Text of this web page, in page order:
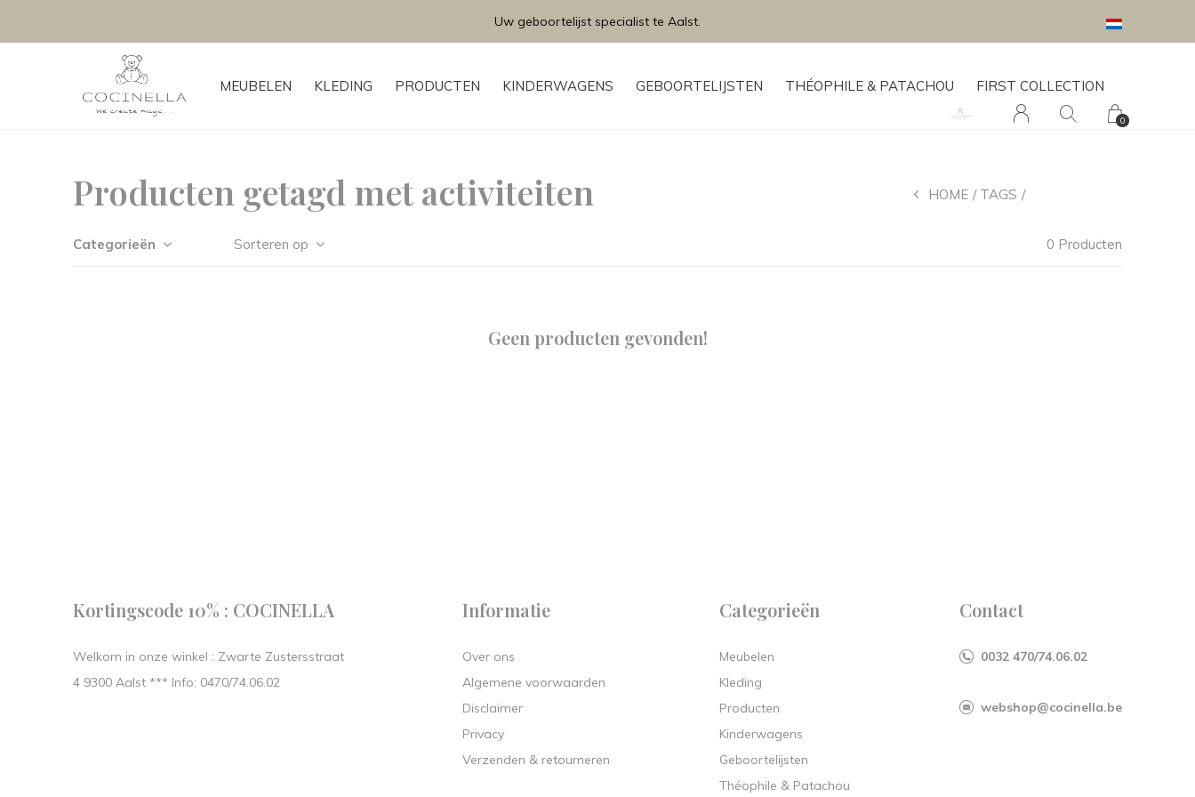
MEUBELEN KLEDING PRODUCTEN KINDERWAGENS GEBOORTELIJSTEN THÉOPHILE & PATACHOU FIRST COLLECTION
0
Uw geboortelijst specialist te Aalst.
Producten getagd met activiteiten HOME TAGS
Categorieën Sorteren op 0 Producten
Geen producten gevonden!
Kortingscode 10% : COCINELLA
Welkom in onze winkel : Zwarte Zustersstraat
4 9300 Aalst *** Info: 0470/74.06.02
Informatie
Over ons
Algemene voorwaarden
Disclaimer
Privacy
Verzenden & retourneren
Categorieën
Meubelen
Kleding
Producten
Kinderwagens
Geboortelijsten
Théophile & Patachou
Contact
0032 470/74.06.02
webshop@cocinella.be